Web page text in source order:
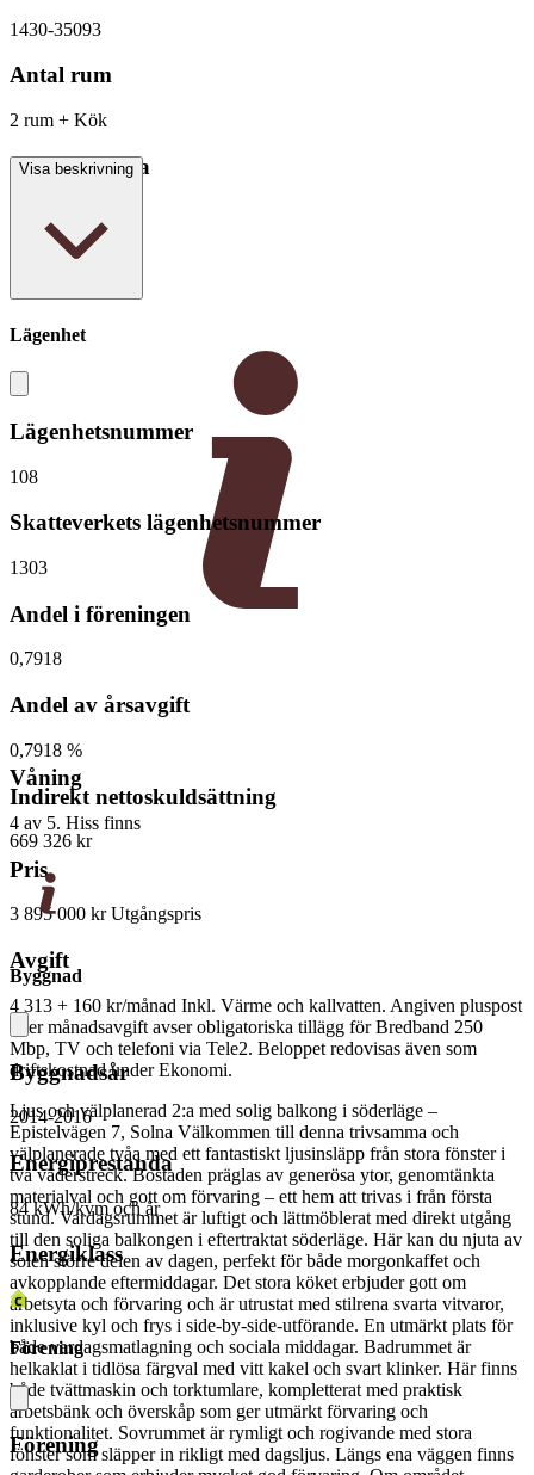
1430-35093
Antal rum
2 rum + Kök
Boarea/Biarea
Våning
4 av 5. Hiss finns
Pris
3 895 000 kr Utgångspris
Avgift
4 313 + 160 kr/månad Inkl. Värme och kallvatten. Angiven pluspost
efter månadsavgift avser obligatoriska tillägg för Bredband 250
Mbp, TV och telefoni via Tele2. Beloppet redovisas även som
driftskostnad under Ekonomi.
Ljus och välplanerad 2:a med solig balkong i söderläge –
Epistelvägen 7, Solna Välkommen till denna trivsamma och
välplanerade tvåa med ett fantastiskt ljusinsläpp från stora fönster i
två väderstreck. Bostaden präglas av generösa ytor, genomtänkta
materialval och gott om förvaring – ett hem att trivas i från första
stund. Vardagsrummet är luftigt och lättmöblerat med direkt utgång
till den soliga balkongen i eftertraktat söderläge. Här kan du njuta av
solen större delen av dagen, perfekt för både morgonkaffet och
avkopplande eftermiddagar. Det stora köket erbjuder gott om
arbetsyta och förvaring och är utrustat med stilrena svarta vitvaror,
inklusive kyl och frys i side-by-side-utförande. En utmärkt plats för
både vardagsmatlagning och sociala middagar. Badrummet är
helkaklat i tidlösa färgval med vitt kakel och svart klinker. Här finns
både tvättmaskin och torktumlare, kompletterat med praktisk
arbetsbänk och överskåp som ger utmärkt förvaring och
funktionalitet. Sovrummet är rymligt och rogivande med stora
fönster som släpper in rikligt med dagsljus. Längs ena väggen finns
Visa beskrivning
Lägenhet
Lägenhetsnummer
108
Skatteverkets lägenhetsnummer
1303
Andel i föreningen
0,7918
Andel av årsavgift
0,7918 %
Indirekt nettoskuldsättning
669 326 kr
Byggnad
Byggnadsår
2014-2016
Energiprestanda
84 kWh/kvm och år
Energiklass
Förening
Förening